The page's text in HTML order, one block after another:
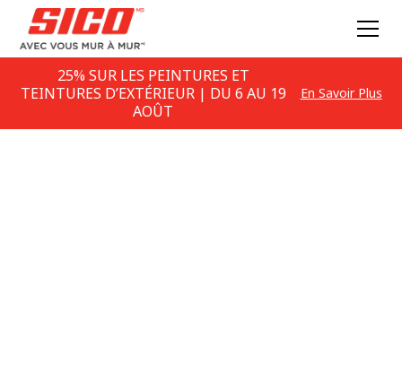
25% SUR LES PEINTURES ET
TEINTURES D’EXTÉRIEUR | DU 6 AU 19
AOÛT
En Savoir Plus